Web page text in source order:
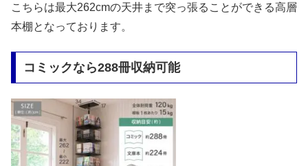
こちらは最大262cmの天井まで突っ張ることができる高層
本棚となっております。
コミックなら288冊収納可能